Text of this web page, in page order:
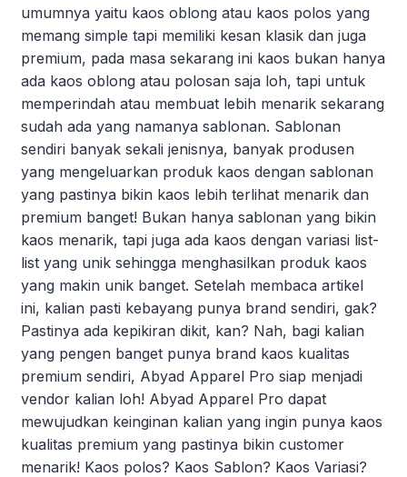
umumnya yaitu kaos oblong atau kaos polos yang
memang simple tapi memiliki kesan klasik dan juga
premium, pada masa sekarang ini kaos bukan hanya
ada kaos oblong atau polosan saja loh, tapi untuk
memperindah atau membuat lebih menarik sekarang
sudah ada yang namanya sablonan. Sablonan
sendiri banyak sekali jenisnya, banyak produsen
yang mengeluarkan produk kaos dengan sablonan
yang pastinya bikin kaos lebih terlihat menarik dan
premium banget! Bukan hanya sablonan yang bikin
kaos menarik, tapi juga ada kaos dengan variasi list-
list yang unik sehingga menghasilkan produk kaos
yang makin unik banget. Setelah membaca artikel
ini, kalian pasti kebayang punya brand sendiri, gak?
Pastinya ada kepikiran dikit, kan? Nah, bagi kalian
yang pengen banget punya brand kaos kualitas
premium sendiri, Abyad Apparel Pro siap menjadi
vendor kalian loh! Abyad Apparel Pro dapat
mewujudkan keinginan kalian yang ingin punya kaos
kualitas premium yang pastinya bikin customer
menarik! Kaos polos? Kaos Sablon? Kaos Variasi?